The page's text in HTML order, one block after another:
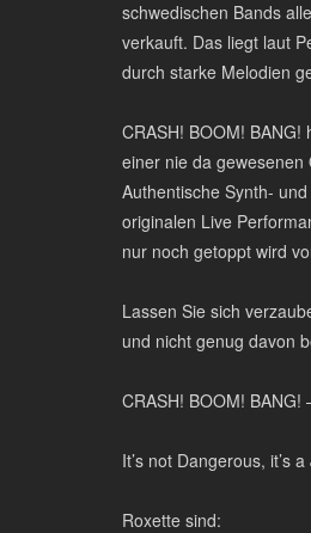
schwedischen Bands
verkauft. Das liegt laut
durch starke Melodien
CRASH! BOOM!
einer nie da
Authentische Synth-
originalen Live
nur noch getoppt wird
Lassen Sie sich
und nicht genug davon
CRASH! BOOM!
It’s not Dangerous, it’s
Roxette sind: